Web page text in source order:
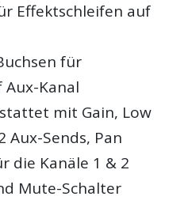
Effektschleifen auf
für
Kanal
mit Gain, Low
Aux-Sends, Pan
die Kanäle 1 & 2
Mute-Schalter